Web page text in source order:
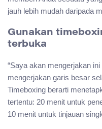
jauh lebih mudah daripada
Gunakan
terbuka
“Saya akan mengerjakan
mengerjakan garis besar
Timeboxing berarti
tertentu: 20 menit untuk
10 menit untuk tinjauan